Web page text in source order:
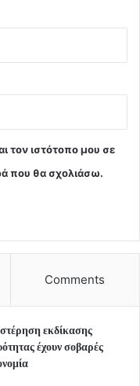
τον ιστότοπο μου σε
που θα σχολιάσω.
Comments
εκδίκασης
έχουν σοβαρές